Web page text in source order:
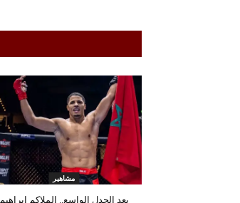
مشاهير
بعد الجدل الواسع.. الملاكم إبراهيم